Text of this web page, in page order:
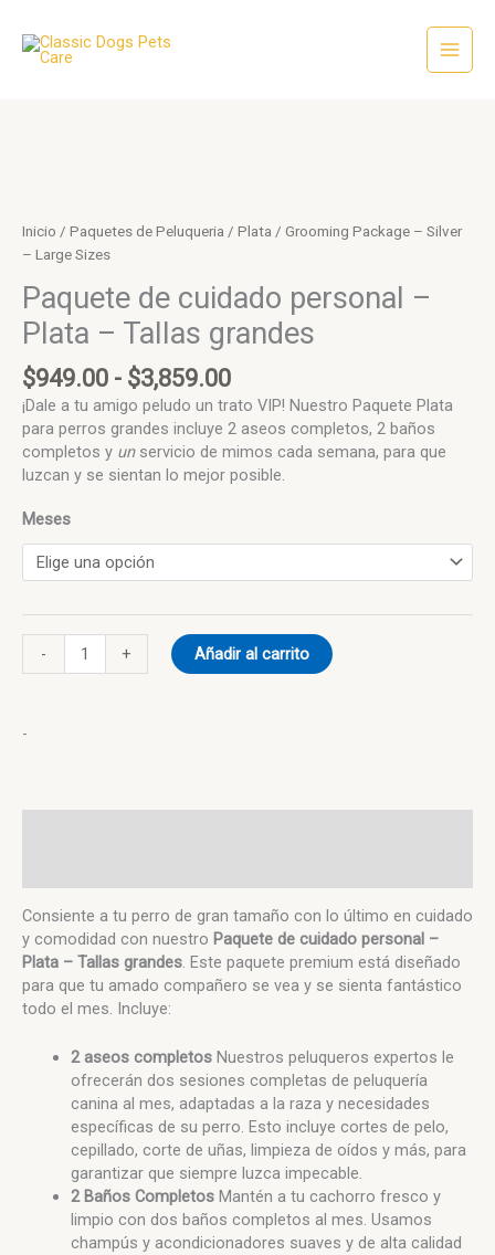
contenido
Inicio / Paquetes de Peluqueria / Plata / Grooming Package – Silver
– Large Sizes
Paquete de cuidado personal –
Plata – Tallas grandes
$949.00 - $3,859.00
precios:
desde
hasta
$3,859.00
¡Dale a tu amigo peludo un trato VIP! Nuestro Paquete Plata
para perros grandes incluye 2 aseos completos, 2 baños
completos y unservicio de mimos cada semana, para que
luzcan y se sientan lo mejor posible.
Meses
-
Large
Sizes
cantidad
+ Añadir al carrito
-
Consiente a tu perro de gran tamaño con lo último en cuidado
y comodidad con nuestro Paquete de cuidado personal –
Plata – Tallas grandes. Este paquete premium está diseñado
para que tu amado compañero se vea y se sienta fantástico
todo el mes. Incluye:
2 aseos completosNuestros peluqueros expertos le
ofrecerán dos sesiones completas de peluquería
canina al mes, adaptadas a la raza y necesidades
específicas de su perro. Esto incluye cortes de pelo,
cepillado, corte de uñas, limpieza de oídos y más, para
garantizar que siempre luzca impecable.
2 Baños CompletosMantén a tu cachorro fresco y
limpio con dos baños completos al mes. Usamos
champús y acondicionadores suaves y de alta calidad